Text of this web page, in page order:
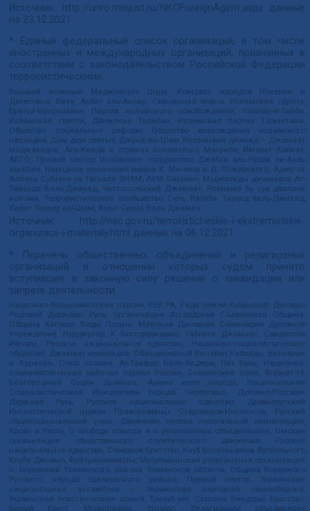
Источник: http://unro.minjust.ru/NKOForeignAgent.aspx данные
на 23.12.2021
* Единый федеральный список организаций, в том числе
иностранных и международных организаций, признанных в
соответствии с законодательством Российской Федерации
террористическими:
Высший военный Маджлисуль Шура, Конгресс народов Ичкерии и
Дагестана, База, Асбат аль-Ансар, Священная война, Исламская группа,
Братья-мусульмане, Партия исламского освобождения, Лашкар-И-Тайба,
Исламская группа, Движение Талибан, Исламская партия Туркестана,
Общество социальных реформ, Общество возрождения исламского
наследия, Дом двух святых, Джунд аш-Шам, Исламский джихад – Джамаат
моджахедов, Аль-Каида в странах исламского Магриба, Имарат Кавказ,
АБТО, Правый сектор, Исламское государство, Джабха аль-Нусра ли-Ахль
аш-Шам, Народное ополчение имени К. Минина и Д. Пожарского, Аджр от
Аллаха Субхану уа Тагьаля SHAM, АУМ Синрике, Муджахеды джамаата Ат-
Тавхида Валь-Джихад, Чистопольский Джамаат, Рохнамо ба суи давлати
исломи, Террористическое сообщество Сеть, Катиба Таухид валь-Джихад,
Хайят Тахрир аш-Шам, Ахлю Сунна Валь Джамаа
Источник:
http://nac.gov.ru/terroristicheskie-i-ekstremistskie-
organizacii-i-materialy.html данные на 06.12.2021
* Перечень общественных объединений и религиозных
организаций в отношении которых судом принято
вступившее в законную силу решение о ликвидации или
запрете деятельности:
Национал-большевистская партия, ВЕК РА, Рада земли Кубанской Духовно
Родовой Державы Русь, организация Асгардская Славянская Община,
Община Капища Веды Перуна, Мужская Духовная Семинария Духовное
Учреждение, Нурджулар, К Богодержавию, Таблиги Джамаат, Свидетели
Иеговы, Русское национальное единство, Национал-социалистическое
общество, Джамаат мувахидов, Объединенный Вилайат Кабарды, Балкарии
и Карачая, Союз славян, Ат-Такфир Валь-Хиджра, Пит Буль, Национал-
социалистическая рабочая партия России, Славянский союз, Формат-18,
Благородный Орден Дьявола, Армия воли народа, Национальная
Социалистическая Инициатива города Череповца, Духовно-Родовая
Держава Русь, Русское национальное единство, Древнерусской
Инглистической церкви Православных Староверов-Инглингов, Русский
общенациональный союз, Движение против нелегальной иммиграции,
Кровь и Честь, О свободе совести и о религиозных объединениях, Омская
организация общественного политического движения Русское
национальное единство, Северное Братство, Клуб Болельщиков Футбольного
Клуба Динамо, Файзрахманисты, Мусульманская религиозная организация
п. Боровский Тюменского района Тюменской области, Община Коренного
Русского народа Щелковского района, Правый сектор, Украинская
национальная ассамблея – Украинская народная самооборона,
Украинская повстанческая армия, Тризуб им. Степана Бандеры, Братство,
Белый Крест, Misanthropic division, Религиозное объединение